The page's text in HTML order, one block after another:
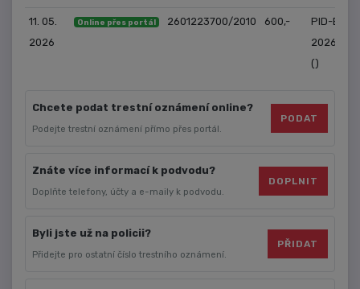
11. 05.
2026
Online přes portál 2601223700/2010 600,-
PID-EM-
2026/
()
Chcete podat trestní oznámení online?
Podejte trestní oznámení přímo přes portál.
PODAT
Znáte více informací k podvodu?
Doplňte telefony, účty a e-maily k podvodu.
DOPLNIT
Byli jste už na policii?
Přidejte pro ostatní číslo trestního oznámení.
PŘIDAT